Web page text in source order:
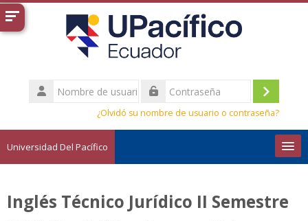
Salta al contenido principal
Nombre
de
Acceder
¿Olvidó su nombre de usuario o contraseña?
Universidad Del Pacífico
Buscar
Inglés Técnico Jurídico II Semestre